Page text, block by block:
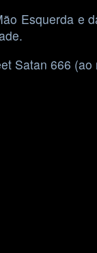
Esquerda e
Satan 666